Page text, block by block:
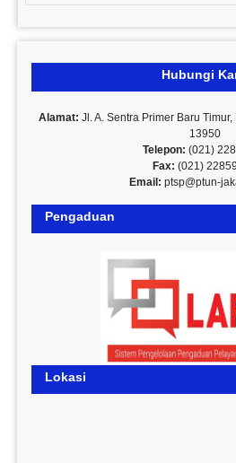
Hubungi
Alamat: Jl. A. Sentra Primer Baru
13950
Telepon: (021)
Fax: (021)
Email: ptsp@ptun-
Pengaduan
Lokasi